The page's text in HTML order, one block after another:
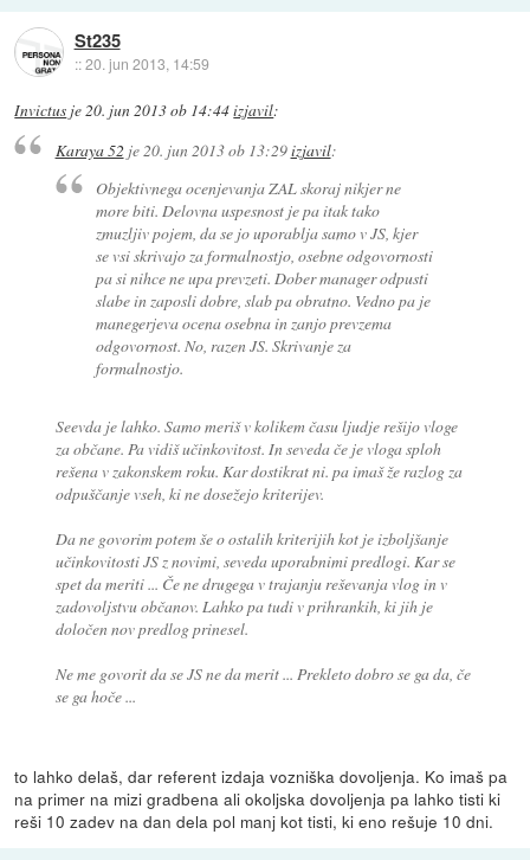
St235
::20. jun 2013, 14:59
Invictus je20. jun 2013 ob 14:44izjavil:
Karaya 52je 20. jun 2013 ob 13:29izjavil:
Objektivnega ocenjevanja ZAL skoraj nikjer ne
more biti. Delovna uspesnost je pa itak tako
zmuzljiv pojem, da se jo uporablja samo v JS, kjer
se vsi skrivajo za formalnostjo, osebne odgovornosti
pa si nihce ne upa prevzeti. Dober manager odpusti
slabe in zaposli dobre, slab pa obratno. Vedno pa je
manegerjeva ocena osebna in zanjo prevzema
odgovornost. No, razen JS. Skrivanje za
formalnostjo.
Seevda je lahko. Samo meriš v kolikem času ljudje rešijo vloge
za občane. Pa vidiš učinkovitost. In seveda če je vloga sploh
rešena v zakonskem roku. Kar dostikrat ni. pa imaš že razlog za
odpuščanje vseh, ki ne dosežejo kriterijev.
Da ne govorim potem še o ostalih kriterijih kot je izboljšanje
učinkovitosti JS z novimi, seveda uporabnimi predlogi. Kar se
spet da meriti ... Če ne drugega v trajanju reševanja vlog in v
zadovoljstvu občanov. Lahko pa tudi v prihrankih, ki jih je
določen nov predlog prinesel.
Ne me govorit da se JS ne da merit ... Prekleto dobro se ga da, če
se ga hoče ...
to lahko delaš, dar referent izdaja vozniška dovoljenja. Ko imaš pa
na primer na mizi gradbena ali okoljska dovoljenja pa lahko tisti ki
reši 10 zadev na dan dela pol manj kot tisti, ki eno rešuje 10 dni.